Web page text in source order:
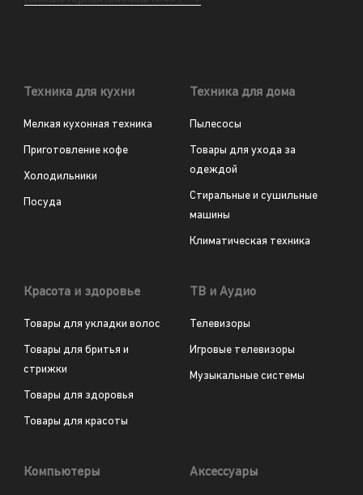
Техника для кухни
Мелкая кухонная техника
Приготовление кофе
Холодильники
Посуда
Техника для дома
Пылесосы
Товары для ухода за
одеждой
Стиральные и сушильные
машины
Климатическая техника
Красота и здоровье
Товары для укладки волос
Товары для бритья и
стрижки
Товары для здоровья
Товары для красоты
ТВ и Аудио
Телевизоры
Игровые телевизоры
Музыкальные системы
Компьютеры Аксессуары